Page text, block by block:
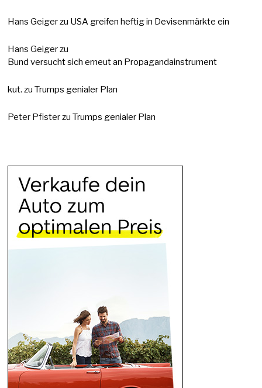
Hans Geigerzu USA greifen heftig in Devisenmärkte ein
Hans Geigerzu
Bund versucht sich erneut an Propagandainstrument
kut. zuTrumps genialer Plan
Peter PfisterzuTrumps genialer Plan